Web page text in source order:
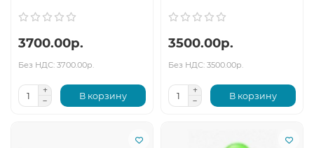
3700.00р.
Без НДС: 3700.00р.
В корзину
3500.00р.
Без НДС: 3500.00р.
В корзину